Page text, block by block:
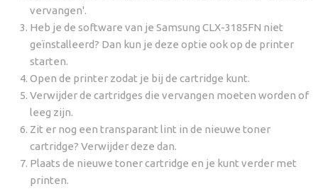
vervangen'.
Heb je de software van je Samsung CLX-3185FN niet
geïnstalleerd? Dan kun je deze optie ook op de printer
starten.
Open de printer zodat je bij de cartridge kunt.
Verwijder de cartridges die vervangen moeten worden of
leeg zijn.
Zit er nog een transparant lint in de nieuwe toner
cartridge? Verwijder deze dan.
Plaats de nieuwe toner cartridge en je kunt verder met
printen.